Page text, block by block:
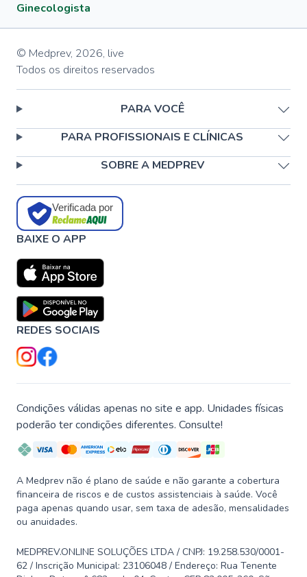
Ginecologista
© Medprev, 2026, live
Todos os direitos reservados
PARA VOCÊ
PARA PROFISSIONAIS E CLÍNICAS
SOBRE A MEDPREV
Verificada por
BAIXE O APP
REDES SOCIAIS
Condições válidas apenas no site e app. Unidades físicas
poderão ter condições diferentes. Consulte!
A Medprev não é plano de saúde e não garante a cobertura
financeira de riscos e de custos assistenciais à saúde. Você
paga apenas quando usar, sem taxa de adesão, mensalidades
ou anuidades.
MEDPREV.ONLINE SOLUÇÕES LTDA / CNPJ: 19.258.530/0001-
62 / Inscrição Municipal: 23106048 / Endereço: Rua Tenente